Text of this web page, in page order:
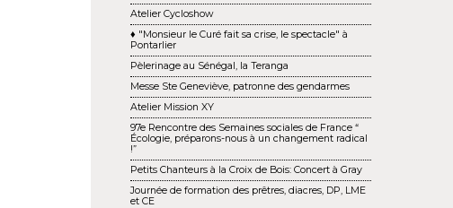
Atelier Cycloshow
♦ "Monsieur le Curé fait sa crise, le spectacle" à
Pontarlier
Pèlerinage au Sénégal, la Teranga
Messe Ste Geneviève, patronne des gendarmes
Atelier Mission XY
97e Rencontre des Semaines sociales de France “
Écologie, préparons-nous à un changement ra dical
!”
Petits Chanteurs à la Croix de Bois: Concert à Gray
Journée de formation des prêtres, diacres, DP, LME
et CE